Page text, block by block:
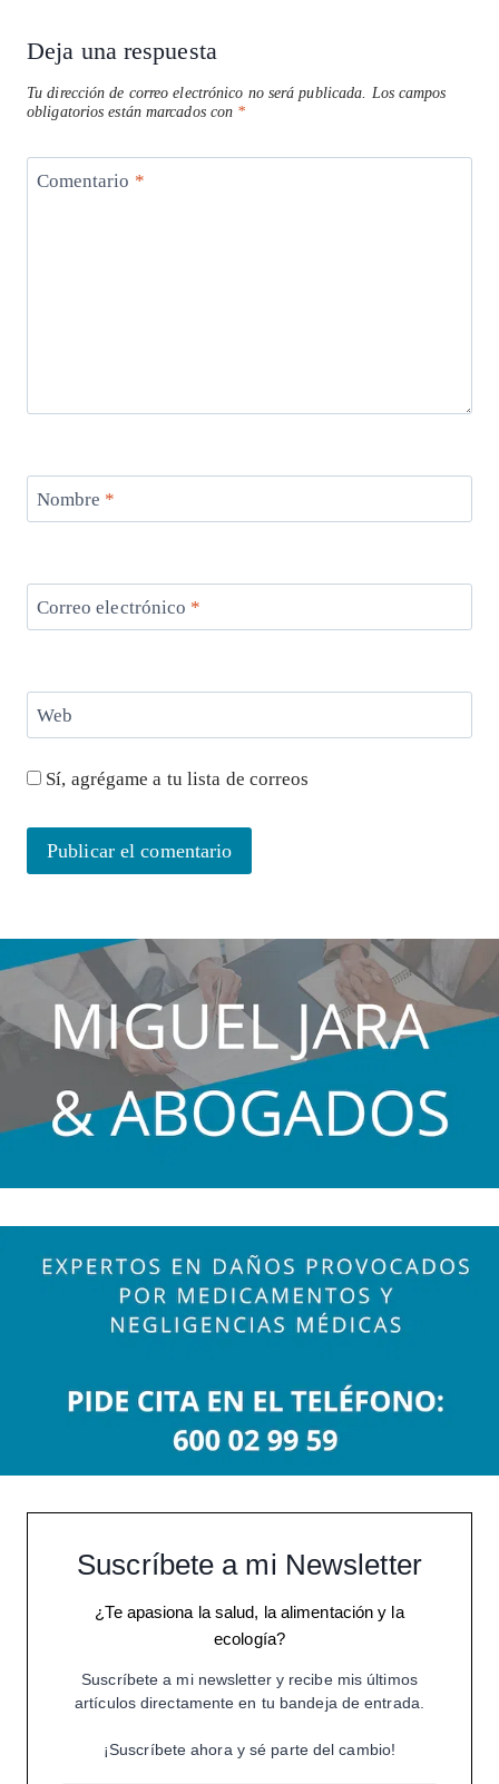
Deja una respuesta
Tu dirección de correo electrónico no será publicada.
Los campos
obligatorios están marcados con *
Comentario *
Nombre *
Correo electrónico *
Web
Sí, agrégame a tu lista de correos
Suscríbete a mi Newsletter
¿Te apasiona la salud, la alimentación y la
ecología?
Suscríbete a mi newsletter y recibe mis últimos
artículos directamente en tu bandeja de entrada.
¡Suscríbete ahora y sé parte del cambio!